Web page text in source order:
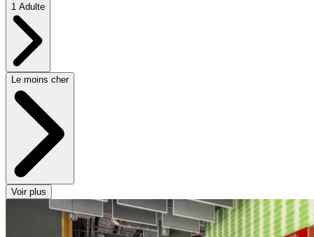
1 Adulte
Le moins cher
Voir plus